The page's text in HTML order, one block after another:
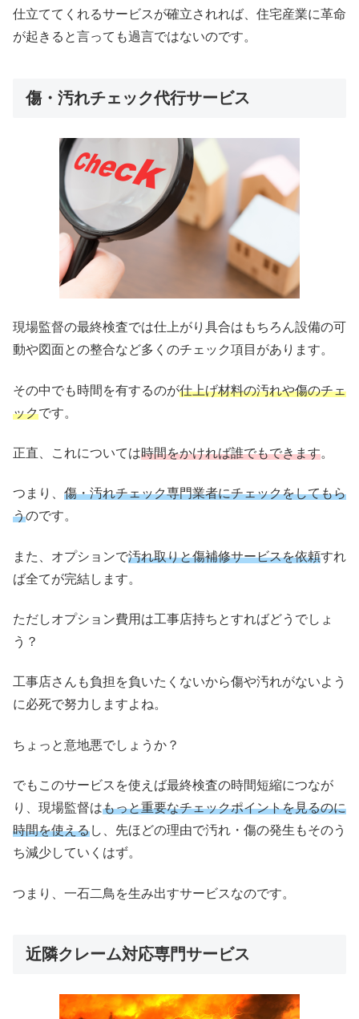
仕立ててくれるサービスが確立されれば、住宅産業に革命
が起きると言っても過言ではないのです。
傷・汚れチェック代行サービス
現場監督の最終検査では仕上がり具合はもちろん設備の可
動や図面との整合など多くのチェック項目があります。
その中でも時間を有するのが仕上げ材料の汚れや傷のチェ
ックです。
正直、これについては時間をかければ誰でもできます。
つまり、 傷・汚れチェック専門業者にチェックをしてもら
うのです。
また、オプションで汚れ取りと傷補修サービスを依頼すれ
ば全てが完結します。
ただしオプション費用は工事店持ちとすればどうでしょ
う？
工事店さんも負担を負いたくないから傷や汚れがないよう
に必死で努力しますよね。
ちょっと意地悪でしょうか？
でもこのサービスを使えば最終検査の時間短縮につなが
り、現場監督はもっと重要なチェックポイントを見るのに
時間を使えるし、先ほどの理由で汚れ・傷の発生もそのう
ち減少していくはず。
つまり、一石二鳥を生み出すサービスなのです。
近隣クレーム対応専門サービス